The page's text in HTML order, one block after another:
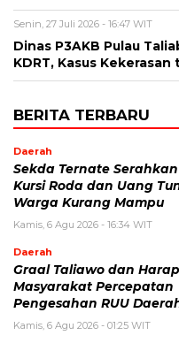
Senin, 27 Juli 2026 - 16:47 WIT
Dinas P3AKB Pulau
KDRT, Kasus
BERITA TERBARU
Daerah
Sekda Ternate
Kursi Roda dan Uang
Warga Kurang Mampu
Kamis, 6 Agu 2026 - 16:34 WIT
Daerah
Graal Taliawo dan
Masyarakat Percepatan
Pengesahan RUU
Kamis, 6 Agu 2026 - 01:25 WIT